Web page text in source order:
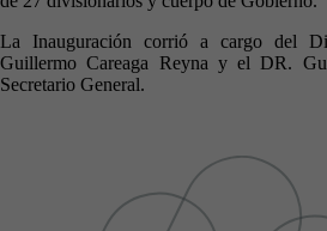
La Inauguración corrió a cargo del
Guillermo Careaga Reyna y el DR.
Secretario General.